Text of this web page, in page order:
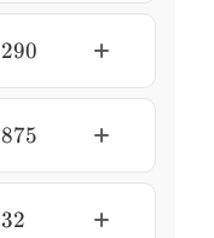
290
875